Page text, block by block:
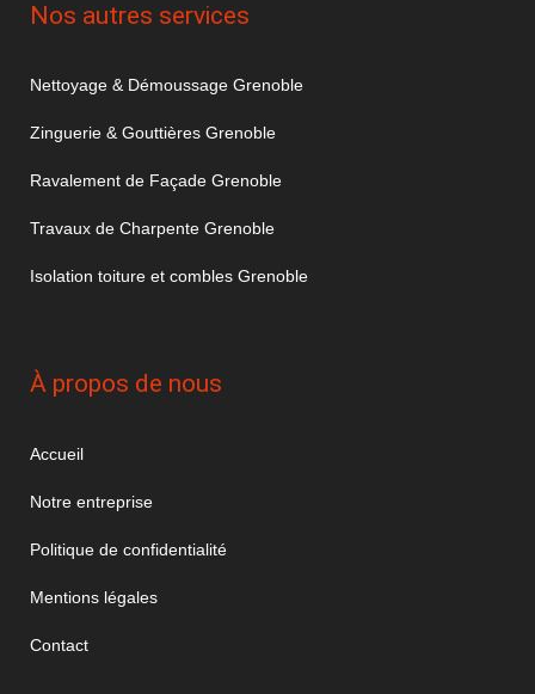
Nos autres services
Nettoyage & Démoussage Grenoble
Zinguerie & Gouttières Grenoble
Ravalement de Façade Grenoble
Travaux de Charpente Grenoble
Isolation toiture et combles Grenoble
À propos de nous
Accueil
Notre entreprise
Politique de confidentialité
Mentions légales
Contact